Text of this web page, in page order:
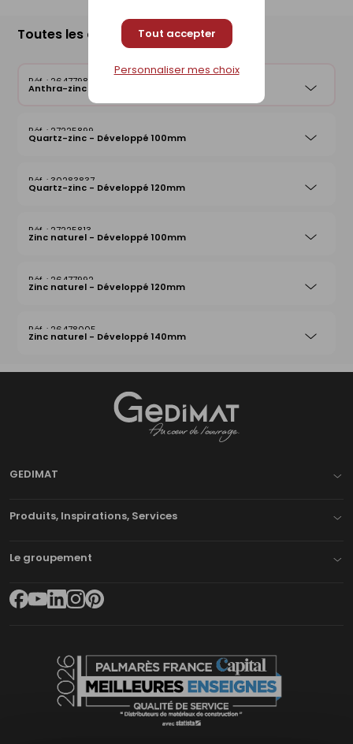
Tout accepter
Personnaliser mes choix
Toutes les déclinaisons
26477985
Anthra-zinc - Développé 100mm
27225899
Quartz-zinc - Développé 100mm
30283837
Quartz-zinc - Développé 120mm
27225813
Zinc naturel - Développé 100mm
26477992
Zinc naturel - Développé 120mm
26478005
Zinc naturel - Développé 140mm
GEDIMAT
Produits, Inspirations, Services
Le groupement